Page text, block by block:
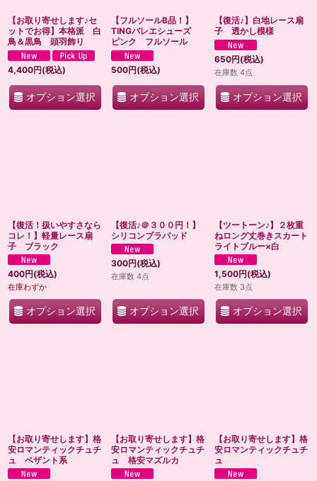
【お取り寄せします♪セ
ットでお得】本格派 白
鳥＆黒鳥 頭羽飾り
4,400円(税込)
オプション選択
【フルソールB品！】
TINGバレエシューズ
ピンク フルソール
500円(税込)
オプション選択
【復活♪】白地レース扇
子 透かし模様
650円(税込)
在庫数 4点
オプション選択
【復活！扱いやすさなら
コレ！】軽量レース扇
子 ブラック
400円(税込)
在庫わずか
オプション選択
【復活♪＠３００円！】
シリコンブラパッド
300円(税込)
在庫数 4点
オプション選択
【ツートーン♪】２枚重
ねロング丈巻きスカート
ライトブルー×白
1,500円(税込)
在庫数 3点
オプション選択
【お取り寄せします】格
安ロマンティックチュチ
ュ ペザント系
【お取り寄せします】格
安ロマンティックチュチ
ュ 格安マズルカ
【お取り寄せします】格
安ロマンティックチュチ
ュ